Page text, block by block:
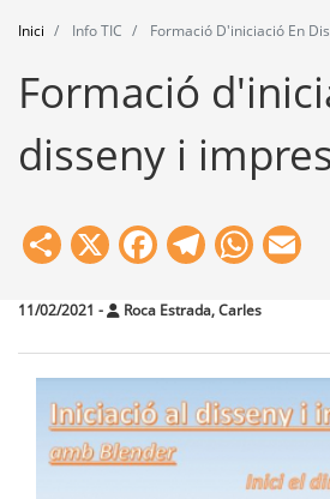
Agenda
Formació
Eines
Inici Info TIC Formació D'iniciació En
Formació
disseny i
Share
X Facebook
11/02/2021 - Roca Estrada, Carles